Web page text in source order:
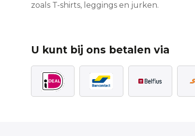
zoals T-shirts, leggings en jurken.
U kunt bij ons betalen via